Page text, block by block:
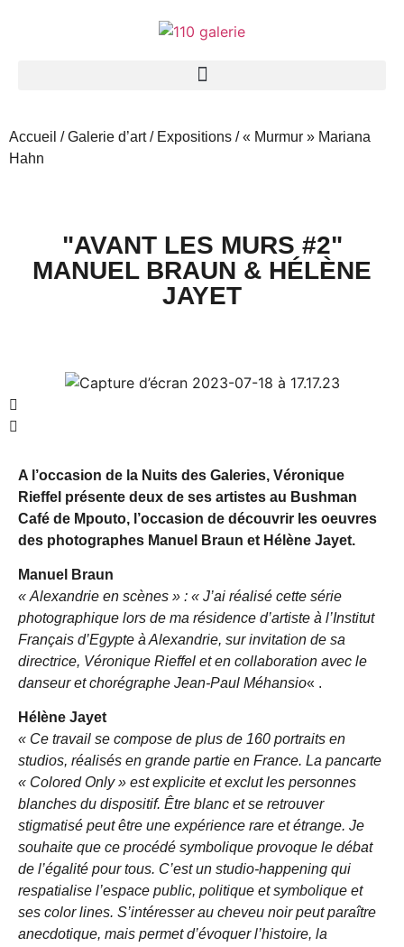
Accueil /Galerie d’art/ Expositions / « Murmur » Mariana
Hahn
"AVANT LES MURS #2"
MANUEL BRAUN & HÉLÈNE
JAYET
A l’occasion de la Nuits des Galeries, Véronique
Rieffel présente deux de ses artistes au Bushman
Café de Mpouto, l’occasion de découvrir les oeuvres
des photographes Manuel Braun et Hélène Jayet.
Manuel Braun
« Alexandrie en scènes » : « J’ai réalisé cette série
photographique lors de ma résidence d’artiste à l’Institut
Français d’Egypte à Alexandrie, sur invitation de sa
directrice, Véronique Rieffel et en collaboration avec le
danseur et chorégraphe Jean-Paul Méhansio« .
Hélène Jayet
« Ce travail se compose de plus de 160 portraits en
studios, réalisés en grande partie en France. La pancarte
« Colored Only » est explicite et exclut les personnes
blanches du dispositif. Être blanc et se retrouver
stigmatisé peut être une expérience rare et étrange. Je
souhaite que ce procédé symbolique provoque le débat
de l’égalité pour tous. C’est un studio-happening qui
respatialise l’espace public, politique et symbolique et
ses color lines. S’intéresser au cheveu noir peut paraître
anecdotique, mais permet d’évoquer l’histoire, la